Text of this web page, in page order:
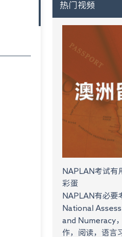
热门视频
NAPLAN考试有
彩蛋
NAPLAN有必要
National
and Numeracy
作，阅读，语言